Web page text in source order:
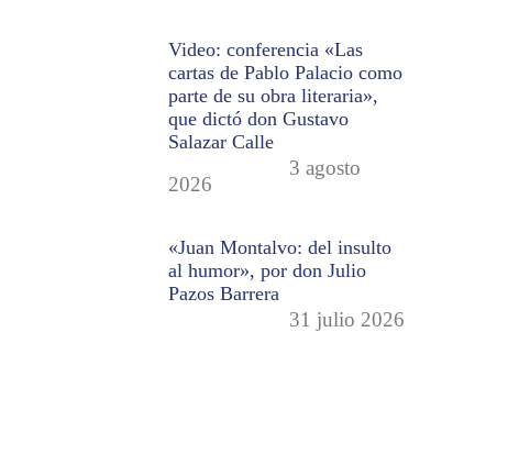
Video: conferencia «Las
cartas de Pablo Palacio como
parte de su obra literaria»,
que dictó don Gustavo
Salazar Calle
3 agosto
2026
«Juan Montalvo: del insulto
al humor», por don Julio
Pazos Barrera
31 julio 2026